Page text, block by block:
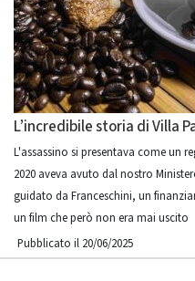
L’incredibile storia di Villa
L'assassino si presentava come un
2020 aveva avuto dal nostro
guidato da Franceschini, un
un film che però non era mai uscito
Pubblicato il 20/06/2025